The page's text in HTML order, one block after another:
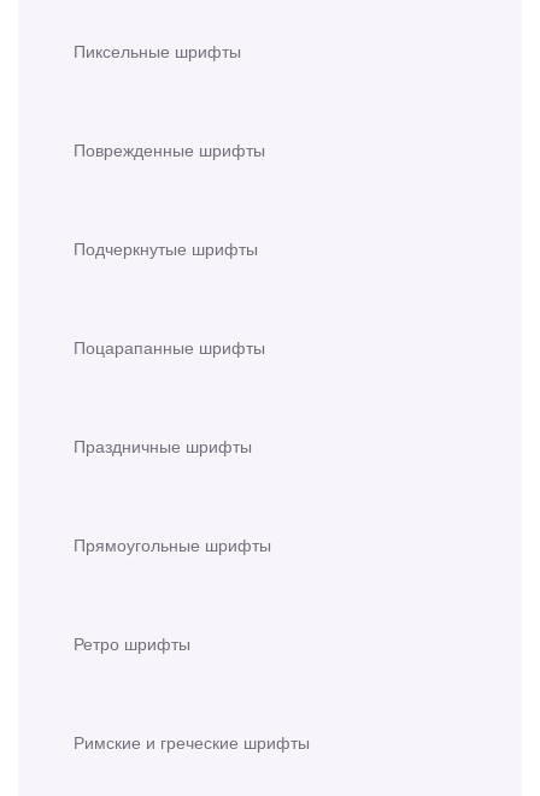
Пиксельные шрифты
Поврежденные шрифты
Подчеркнутые шрифты
Поцарапанные шрифты
Праздничные шрифты
Прямоугольные шрифты
Ретро шрифты
Римские и греческие шрифты